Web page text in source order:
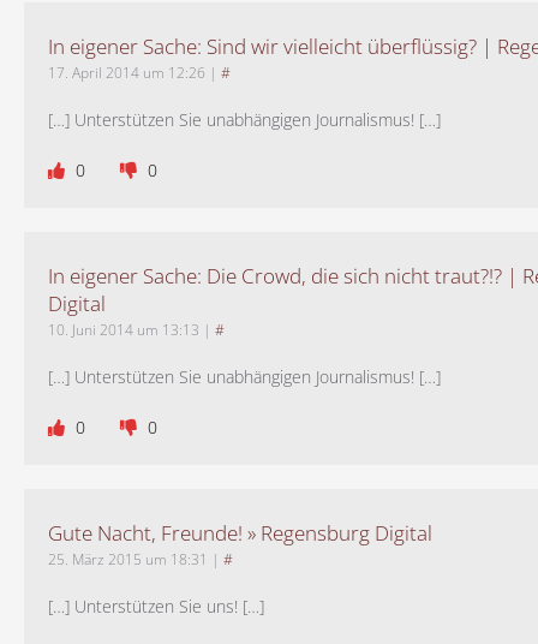
In eigener Sache: Sind wir vielleicht überflüssig? |
17. April 2014 um 12:26 | #
[…] Unterstützen Sie unabhängigen Journalismus! […]
0 0
In eigener Sache: Die Crowd, die sich nicht traut?!? |
Digital
10. Juni 2014 um 13:13 | #
[…] Unterstützen Sie unabhängigen Journalismus! […]
0 0
Gute Nacht, Freunde! » Regensburg Digital
25. März 2015 um 18:31 | #
[…] Unterstützen Sie uns! […]